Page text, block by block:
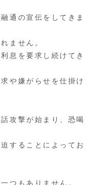
通の宣伝をしてきま
ません。
息を要求し続けてき
や嫌がらせを仕掛け
攻撃が始まり、恐喝
することによってお
つもありません。